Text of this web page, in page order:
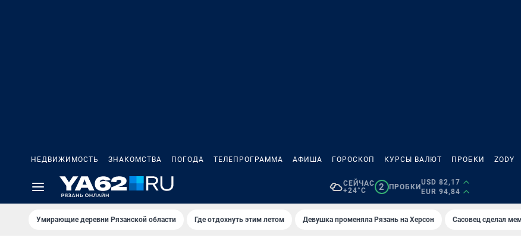
НЕДВИЖИМОСТЬ ЗНАКОМСТВА ПОГОДА ТЕЛЕПРОГРАММА АФИША ГОРОСКОП КУРСЫ ВАЛЮТ ПРОБКИ ZODY
СЕЙЧАС
+24°C
2 ПРОБКИ
USD 82,17
EUR 94,84
Умирающие деревни Рязанской области Где отдохнуть этим летом Девушка променяла Рязань на Херсон Сасовец сделал